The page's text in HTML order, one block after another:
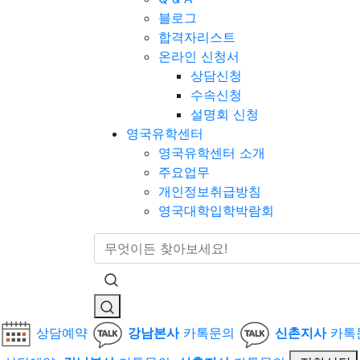
블로그
합격자리스트
온라인 신청서
상담신청
수속신청
설명회 신청
영국유학센터
영국유학센터 소개
주요업무
개인정보취급방침
영국대학입학박람회
통합검색
상담예약 강남본사카톡문의 신촌지사카톡